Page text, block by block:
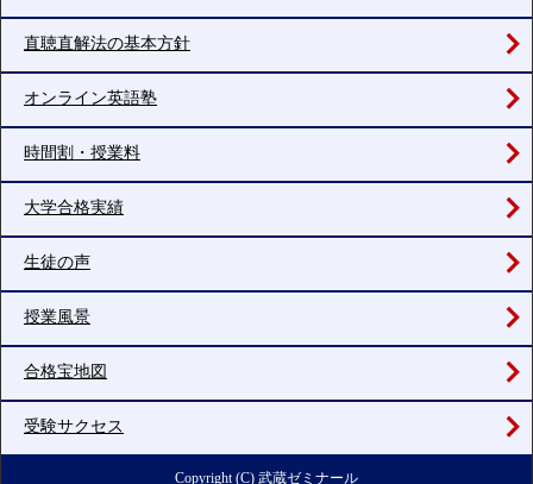
直聴直解法の基本方針
オンライン英語塾
時間割・授業料
大学合格実績
生徒の声
授業風景
合格宝地図
受験サクセス
Copyright (C) 武蔵ゼミナール